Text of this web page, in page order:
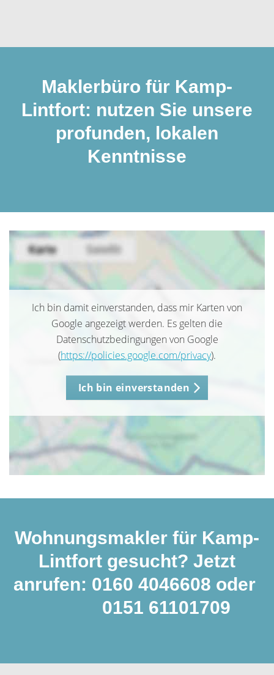
Maklerbüro für Kamp-
Lintfort: nutzen Sie unsere
profunden, lokalen
Kenntnisse
Ich bin damit einverstanden, dass mir Karten von
Google angezeigt werden. Es gelten die
Datenschutzbedingungen von Google
(https://policies.google.com/privacy).
Ich bin einverstanden
Wohnungsmakler für Kamp-
Lintfort gesucht? Jetzt
anrufen: 0160 4046608 oder
0151 61101709